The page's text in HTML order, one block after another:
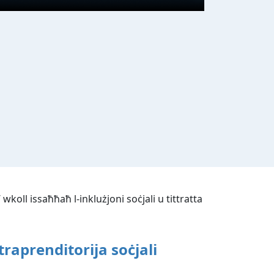
issaħħaħ l-inklużjoni soċjali u tittratta
soċjali